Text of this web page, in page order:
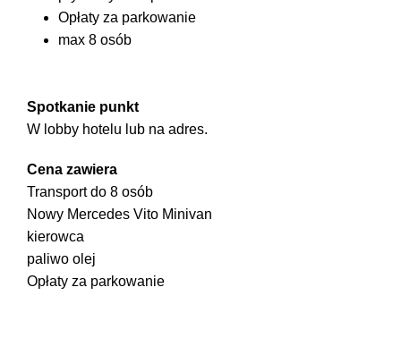
Opłaty za parkowanie
max 8 osób
Spotkanie punkt
W lobby hotelu lub na adres.
Cena zawiera
Transport do 8 osób
Nowy Mercedes Vito Minivan
kierowca
paliwo olej
Opłaty za parkowanie